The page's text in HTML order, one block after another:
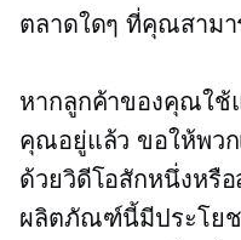
ตลาดใดๆ ที่คุณสามา
หากลูกค้าของคุณใ
คุณอยู่แล้ว ขอให้พว
ด้วยวิดีโอสักหนึ่งหรือ
ผลิตภัณฑ์นี้มีประโยช